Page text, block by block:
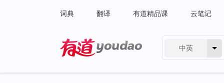
词典 翻译 有道精品课 云笔记
中英